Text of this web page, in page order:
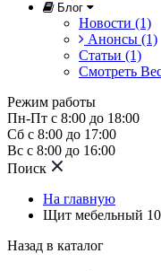
Блог
Новости (1)
Анонсы (1)
Статьи (1)
Смотреть
Режим работы
Пн-Пт с 8:00 до 18:00
Сб с 8:00 до 17:00
Вс с 8:00 до 16:00
Поиск
На главную
Щит мебельный
Назад в каталог